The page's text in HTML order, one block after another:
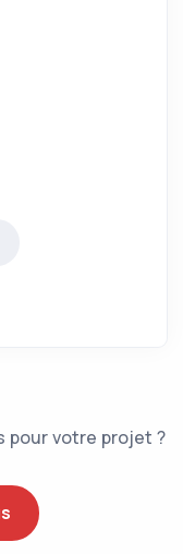
pour votre projet ?